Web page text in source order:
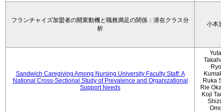
フランチャイズ加盟者の開業動機と職務満足の関係：潜在クラス分
析
小本
Sandwich Caregiving Among Nursing University Faculty Staff: A
National Cross-Sectional Study of Prevalence and Organizational
Support Needs
Ruka
Rie
Koji